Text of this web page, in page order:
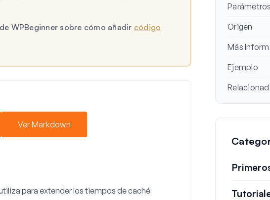
WPBeginner sobre cómo añadir código
Ver Markdown
para extender los tiempos de caché
Parámetros
Origen
Más
Ejemplo